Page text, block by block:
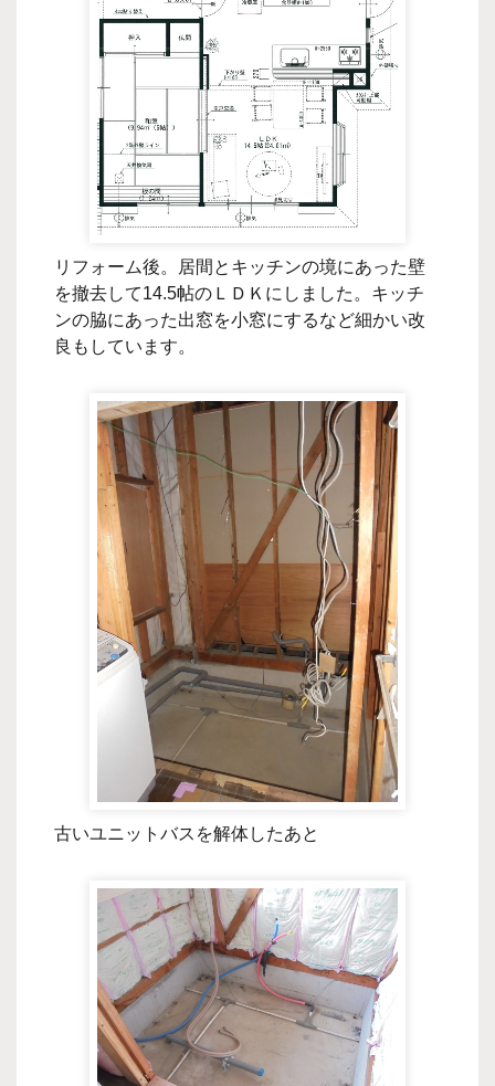
リフォーム後。居間とキッチンの境にあった壁
を撤去して14.5帖のＬＤＫにしました。キッチ
ンの脇にあった出窓を小窓にするなど細かい改
良もしています。
古いユニットバスを解体したあと